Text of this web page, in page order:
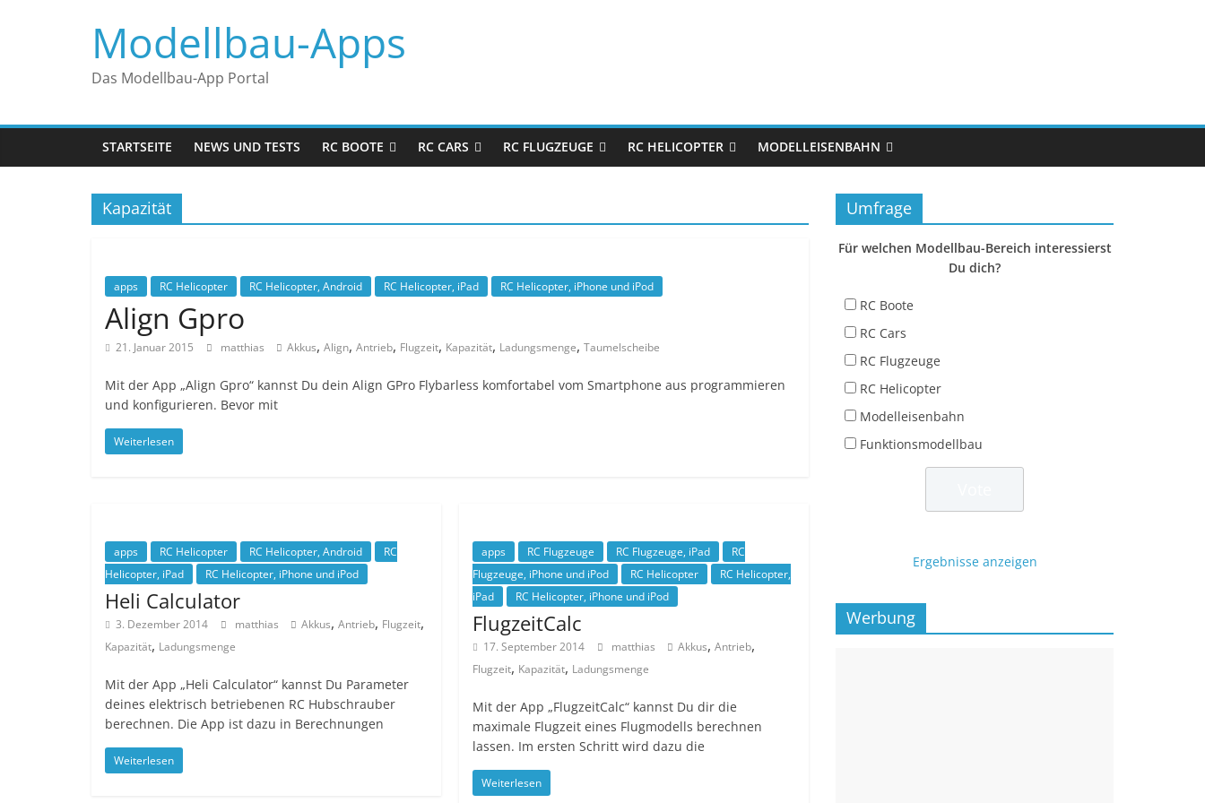
Modellbau-Apps
Das Modellbau-App Portal
STARTSEITE NEWS UND TESTS RC BOOTE RC CARS RC FLUGZEUGE RC HELICOPTER MODELLEISENBAHN
Kapazität
apps RC Helicopter RC Helicopter, Android RC Helicopter, iPad RC Helicopter, iPhone und iPod
Align Gpro
21. Januar 2015 matthias Akkus, Align, Antrieb, Flugzeit, Kapazität, Ladungsmenge, Taumelscheibe
Mit der App „Align Gpro“ kannst Du dein Align GPro Flybarless komfortabel vom Smartphone aus programmieren
und konfigurieren. Bevor mit
Weiterlesen
apps RC Helicopter RC Helicopter, Android
RC
Helicopter, iPad
RC Helicopter, iPhone und iPod
Heli Calculator
3. Dezember 2014 matthias Akkus, Antrieb, Flugzeit,
Kapazität, Ladungsmenge
Mit der App „Heli Calculator“ kannst Du Parameter
deines elektrisch betriebenen RC Hubschrauber
berechnen. Die App ist dazu in Berechnungen
Weiterlesen
apps RC Flugzeuge RC Flugzeuge, iPad
RC
Flugzeuge, iPhone und iPod
RC Helicopter
RC Helicopter,
iPad
RC Helicopter, iPhone und iPod
FlugzeitCalc
17. September 2014 matthias Akkus,Antrieb,
Flugzeit, Kapazität, Ladungsmenge
Mit der App „FlugzeitCalc“ kannst Du dir die
maximale Flugzeit eines Flugmodells berechnen
lassen. Im ersten Schritt wird dazu die
Weiterlesen
Umfrage
Für welchen Modellbau-Bereich interessierst
Du dich?
RC Boote
RC Cars
RC Flugzeuge
RC Helicopter
Modelleisenbahn
Funktionsmodellbau
Ergebnisse anzeigen
Werbung